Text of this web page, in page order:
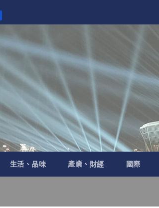
生活、品味 產業、財經 國際